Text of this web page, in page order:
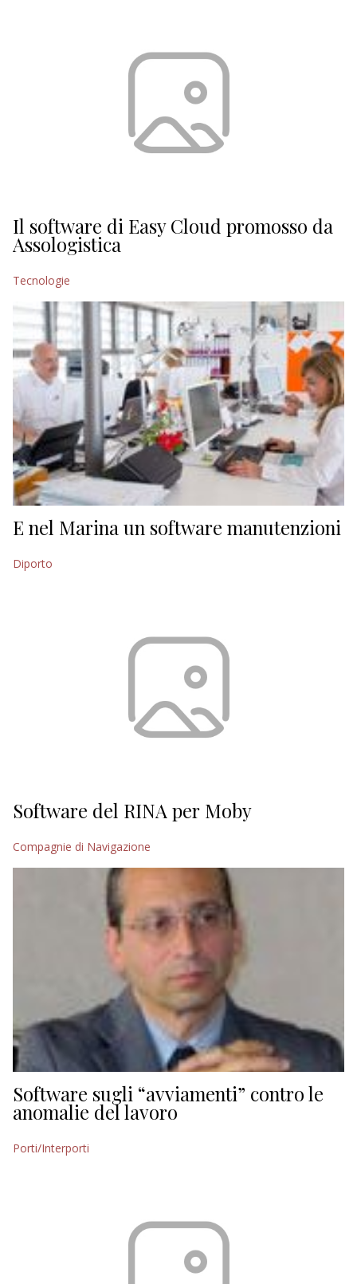
Il software di Easy Cloud promosso da
Assologistica
Tecnologie
E nel Marina un software manutenzioni
Diporto
Software del RINA per Moby
Compagnie di Navigazione
Software sugli “avviamenti” contro le
anomalie del lavoro
Porti/Interporti